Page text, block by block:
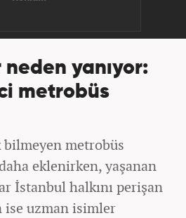
yanıyor:
metrobüs
metrobüs
eklenirken, yaşanan
İstanbul halkını perişan
uzman isimler